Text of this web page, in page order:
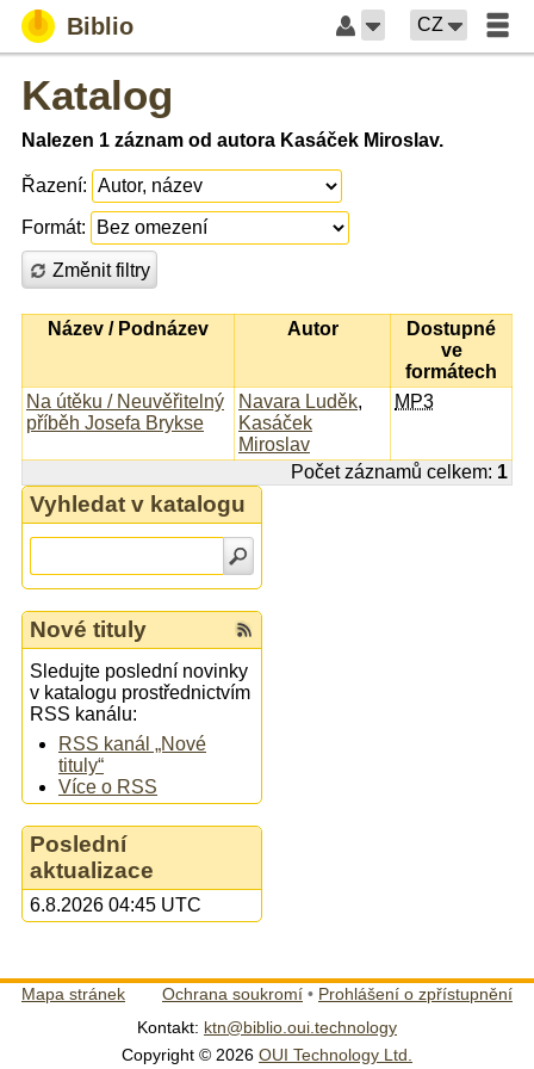
Biblio CZ
Katalog
Nalezen 1 záznam od autora Kasáček Miroslav.
Řazení:
Formát:
Změnit filtry
Název / Podnázev Autor
Dostupné
ve
formátech
Na útěku / Neuvěřitelný
příběh Josefa Brykse
Navara Luděk,
Kasáček
Miroslav
MP3
Počet záznamů celkem: 1
Vyhledat v katalogu
Nové tituly
Sledujte poslední novinky
v katalogu prostřednictvím
RSS kanálu:
RSS kanál „Nové
tituly“
Více o RSS
Poslední
aktualizace
6.8.2026 04:45 UTC
Mapa stránek Ochrana soukromí • Prohlášení o zpřístupnění
Kontakt: ktn@biblio.oui.technology
Copyright © 2026 OUI Technology Ltd.